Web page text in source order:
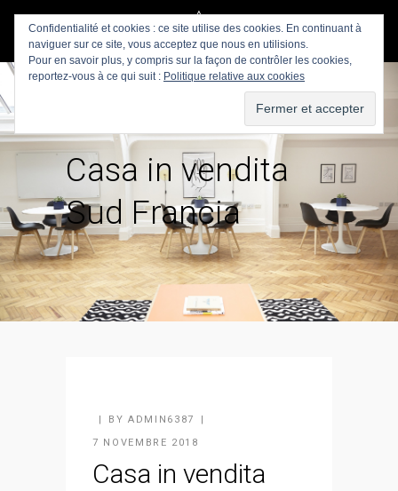
Casa in vendita
Sud Francia
BY ADMIN6387
7 NOVEMBRE 2018
Casa in vendita
Confidentialité et cookies : ce site utilise des cookies. En continuant à
naviguer sur ce site, vous acceptez que nous en utilisions.
Pour en savoir plus, y compris sur la façon de contrôler les cookies,
reportez-vous à ce qui suit : Politique relative aux cookies